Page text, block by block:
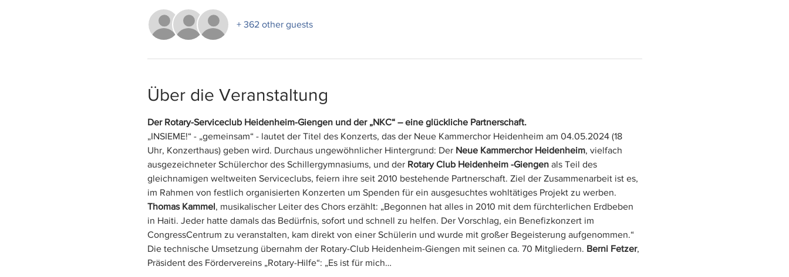
+ 362 other guests
Über die Veranstaltung
Der Rotary-Serviceclub Heidenheim-Giengen und der „NKC“ – eine glückliche Partnerschaft.
„INSIEME!“ - „gemeinsam“ - lautet der Titel des Konzerts, das der Neue Kammerchor Heidenheim am 04.05.2024 (18
Uhr, Konzerthaus) geben wird. Durchaus ungewöhnlicher Hintergrund: Der Neue Kammerchor Heidenheim, vielfach
ausgezeichneter Schülerchor des Schillergymnasiums, und der Rotary Club Heidenheim -Giengen als Teil des
gleichnamigen weltweiten Serviceclubs, feiern ihre seit 2010 bestehende Partnerschaft. Ziel der Zusammenarbeit ist es,
im Rahmen von festlich organisierten Konzerten um Spenden für ein ausgesuchtes wohltätiges Projekt zu werben.
Thomas Kammel, musikalischer Leiter des Chors erzählt: „Begonnen hat alles in 2010 mit dem fürchterlichen Erdbeben
in Haiti. Jeder hatte damals das Bedürfnis, sofort und schnell zu helfen. Der Vorschlag, ein Benefizkonzert im
CongressCentrum zu veranstalten, kam direkt von einer Schülerin und wurde mit großer Begeisterung aufgenommen.“
Die technische Umsetzung übernahm der Rotary-Club Heidenheim-Giengen mit seinen ca. 70 Mitgliedern. Berni Fetzer,
Präsident des Fördervereins „Rotary-Hilfe“: „Es ist für mich…